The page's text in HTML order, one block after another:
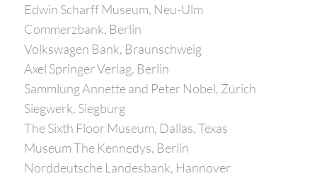
Edwin Scharff Museum, Neu-Ulm
Commerzbank, Berlin
Volkswagen Bank, Braunschweig
Axel Springer Verlag, Berlin
Sammlung Annette and Peter Nobel, Zürich
Siegwerk, Siegburg
The Sixth Floor Museum, Dallas, Texas
Museum The Kennedys, Berlin
Norddeutsche Landesbank, Hannover